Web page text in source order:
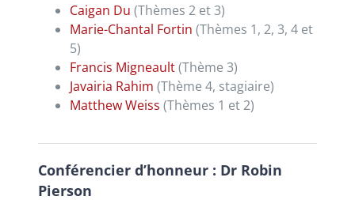
Caigan Du (Thèmes 2 et 3)
Marie-Chantal Fortin (Thèmes 1, 2, 3, 4 et
5)
​Francis Migneault(Thème 3)
Javairia Rahim (Thème 4, stagiaire)
Matthew Weiss (Thèmes 1 et 2)
Conférencier d’honneur : Dr Robin
Pierson